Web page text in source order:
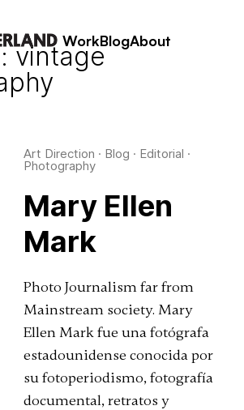
WorkBlogAbout
vintage
Art Direction · Blog · Editorial ·
Photography
Mary Ellen
Mark
Photo Journalism far from
Mainstream society. Mary
Ellen Mark fue una fotógrafa
estadounidense conocida por
su fotoperiodismo, fotografía
documental, retratos y